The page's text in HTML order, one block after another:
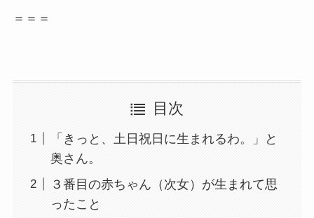
＝＝＝
目次
「きっと、土日祝日に生まれるわ。」と
奥さん。
３番目の赤ちゃん（次女）が生まれて思
ったこと